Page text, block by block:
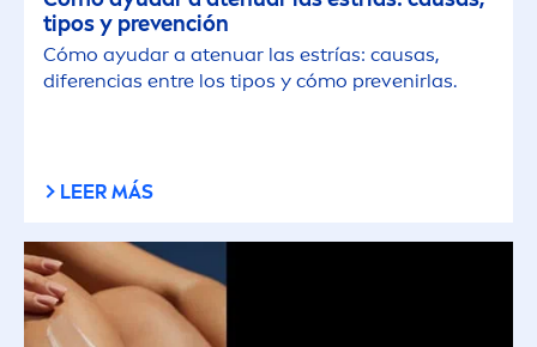
tipos y prevención
Cómo ayudar a atenuar las estrías: causas,
diferencias entre los tipos y cómo prevenirlas.
LEER MÁS